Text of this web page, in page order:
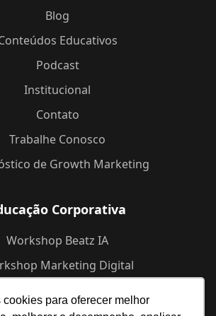
cookies para oferecer melhor
Blog
Educativos
Podcast
Institucional
Contato
Trabalhe Conosco
de Growth Marketing
Corporativa
Workshop Beatz IA
Marketing Digital